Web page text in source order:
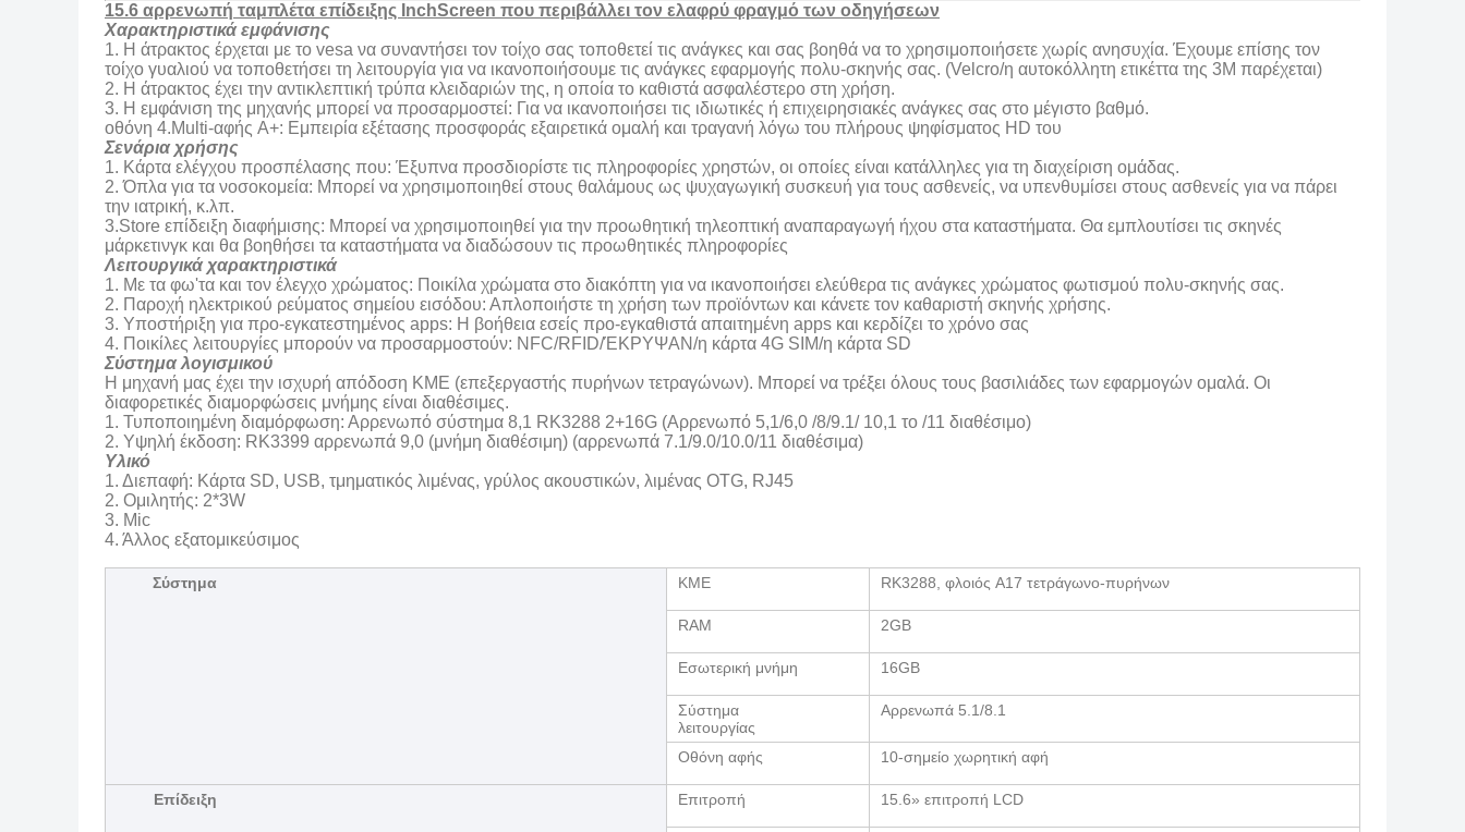
15.6 αρρενωπή ταμπλέτα επίδειξης InchScreen που περιβάλλει τον ελαφρύ φραγμό των οδηγήσεων
Χαρακτηριστικά εμφάνισης
1. Η άτρακτος έρχεται με το vesa να συναντήσει τον τοίχο σας τοποθετεί τις ανάγκες και σας βοηθά να το χρησιμοποιήσετε χωρίς ανησυχία. Έχουμε επίσης τον
τοίχο γυαλιού να τοποθετήσει τη λειτουργία για να ικανοποιήσουμε τις ανάγκες εφαρμογής πολυ-σκηνής σας. (Velcro/η αυτοκόλλητη ετικέττα της 3M παρέχεται)
2. Η άτρακτος έχει την αντικλεπτική τρύπα κλειδαριών της, η οποία το καθιστά ασφαλέστερο στη χρήση.
3. Η εμφάνιση της μηχανής μπορεί να προσαρμοστεί: Για να ικανοποιήσει τις ιδιωτικές ή επιχειρησιακές ανάγκες σας στο μέγιστο βαθμό.
οθόνη 4.Multi-αφής A+: Εμπειρία εξέτασης προσφοράς εξαιρετικά ομαλή και τραγανή λόγω του πλήρους ψηφίσματος HD του
Σενάρια χρήσης
1. Κάρτα ελέγχου προσπέλασης που: Έξυπνα προσδιορίστε τις πληροφορίες χρηστών, οι οποίες είναι κατάλληλες για τη διαχείριση ομάδας.
2. Όπλα για τα νοσοκομεία: Μπορεί να χρησιμοποιηθεί στους θαλάμους ως ψυχαγωγική συσκευή για τους ασθενείς, να υπενθυμίσει στους ασθενείς για να πάρει
την ιατρική, κ.λπ.
3.Store επίδειξη διαφήμισης: Μπορεί να χρησιμοποιηθεί για την προωθητική τηλεοπτική αναπαραγωγή ήχου στα καταστήματα. Θα εμπλουτίσει τις σκηνές
μάρκετινγκ και θα βοηθήσει τα καταστήματα να διαδώσουν τις προωθητικές πληροφορίες
Λειτουργικά χαρακτηριστικά
1. Με τα φω'τα και τον έλεγχο χρώματος: Ποικίλα χρώματα στο διακόπτη για να ικανοποιήσει ελεύθερα τις ανάγκες χρώματος φωτισμού πολυ-σκηνής σας.
2. Παροχή ηλεκτρικού ρεύματος σημείου εισόδου: Απλοποιήστε τη χρήση των προϊόντων και κάνετε τον καθαριστή σκηνής χρήσης.
3. Υποστήριξη για προ-εγκατεστημένος apps: Η βοήθεια εσείς προ-εγκαθιστά απαιτημένη apps και κερδίζει το χρόνο σας
4. Ποικίλες λειτουργίες μπορούν να προσαρμοστούν: NFC/RFID/ΈΚΡΥΨΑΝ/η κάρτα 4G SIM/η κάρτα SD
Σύστημα λογισμικού
Η μηχανή μας έχει την ισχυρή απόδοση ΚΜΕ (επεξεργαστής πυρήνων τετραγώνων). Μπορεί να τρέξει όλους τους βασιλιάδες των εφαρμογών ομαλά. Οι
διαφορετικές διαμορφώσεις μνήμης είναι διαθέσιμες.
1. Τυποποιημένη διαμόρφωση: Αρρενωπό σύστημα 8,1 RK3288 2+16G (Αρρενωπό 5,1/6,0 /8/9.1/ 10,1 το /11 διαθέσιμο)
2. Υψηλή έκδοση: RK3399 αρρενωπά 9,0 (μνήμη διαθέσιμη) (αρρενωπά 7.1/9.0/10.0/11 διαθέσιμα)
Υλικό
1. Διεπαφή: Κάρτα SD, USB, τμηματικός λιμένας, γρύλος ακουστικών, λιμένας OTG, RJ45
2. Ομιλητής: 2*3W
3. Mic
4. Άλλος εξατομικεύσιμος
Σύστημα ΚΜΕ RK3288, φλοιός A17 τετράγωνο-πυρήνων
RAM 2GB
Εσωτερική μνήμη 16GB
Σύστημα
λειτουργίας
Αρρενωπά 5.1/8.1
Οθόνη αφής 10-σημείο χωρητική αφή
Επίδειξη Επιτροπή 15.6» επιτροπή LCD